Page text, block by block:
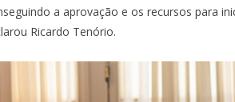
a aprovação e os recursos para
Ricardo Tenório.